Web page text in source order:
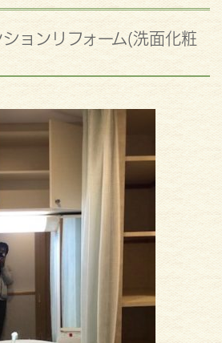
ョンリフォーム(洗面化粧